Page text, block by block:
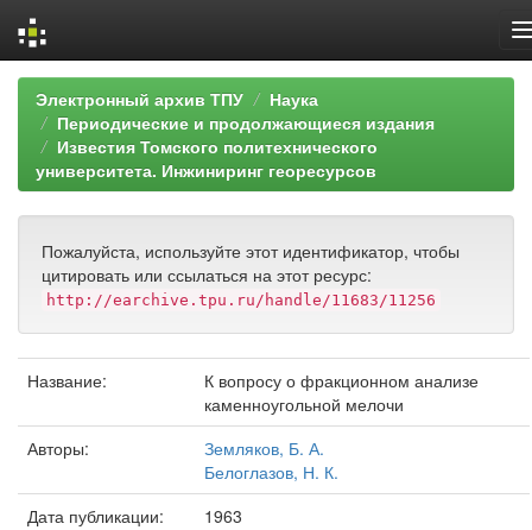
Skip
navigation
Электронный архив ТПУ
Наука
Периодические и продолжающиеся издания
Известия Томского политехнического
университета. Инжиниринг георесурсов
Пожалуйста, используйте этот идентификатор, чтобы
цитировать или ссылаться на этот ресурс:
http://earchive.tpu.ru/handle/11683/11256
Название:
К вопросу о фракционном анализе
каменноугольной мелочи
Авторы:
Земляков, Б. А.
Белоглазов, Н. К.
Дата публикации:
1963